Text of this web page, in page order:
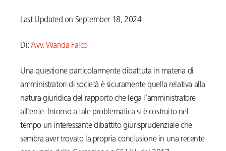
Last Updated on September 18, 2024
Di:Avv. Wanda Falco
Una questione particolarmente dibattuta in materia di
amministratori di società è sicuramente quella relativa alla
natura giuridica del rapporto che lega l’amministratore
all’ente. Intorno a tale problematica si è costruito nel
tempo un interessante dibattito giurisprudenziale che
sembra aver trovato la propria conclusione in una recente